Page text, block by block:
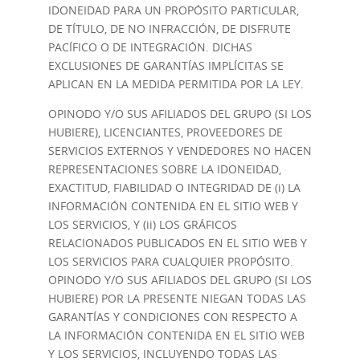
IDONEIDAD PARA UN PROPÓSITO PARTICULAR,
DE TÍTULO, DE NO INFRACCIÓN, DE DISFRUTE
PACÍFICO O DE INTEGRACIÓN. DICHAS
EXCLUSIONES DE GARANTÍAS IMPLÍCITAS SE
APLICAN EN LA MEDIDA PERMITIDA POR LA LEY.
OPINODO Y/O SUS AFILIADOS DEL GRUPO (SI LOS
HUBIERE), LICENCIANTES, PROVEEDORES DE
SERVICIOS EXTERNOS Y VENDEDORES NO HACEN
REPRESENTACIONES SOBRE LA IDONEIDAD,
EXACTITUD, FIABILIDAD O INTEGRIDAD DE (i) LA
INFORMACIÓN CONTENIDA EN EL SITIO WEB Y
LOS SERVICIOS, Y (ii) LOS GRÁFICOS
RELACIONADOS PUBLICADOS EN EL SITIO WEB Y
LOS SERVICIOS PARA CUALQUIER PROPÓSITO.
OPINODO Y/O SUS AFILIADOS DEL GRUPO (SI LOS
HUBIERE) POR LA PRESENTE NIEGAN TODAS LAS
GARANTÍAS Y CONDICIONES CON RESPECTO A
LA INFORMACIÓN CONTENIDA EN EL SITIO WEB
Y LOS SERVICIOS, INCLUYENDO TODAS LAS